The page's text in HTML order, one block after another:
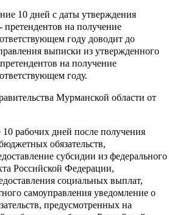
10 дней с даты утверждения
на получение
году доводит до
выписки из утвержденного
на получение
году.
Мурманской области от
рабочих дней после получения
обязательств,
субсидии из федерального
Российской Федерации,
социальных выплат,
самоуправления уведомление о
предусмотренных на